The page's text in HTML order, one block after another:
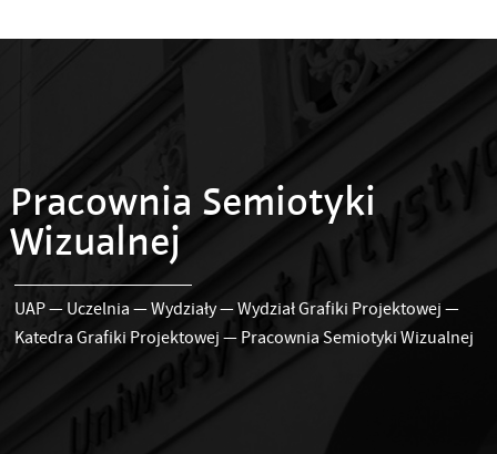
Pracownia Semiotyki
Wizualnej
UAP— Uczelnia —Wydziały—Wydział Grafiki Projektowej —
Katedra Grafiki Projektowej — Pracownia Semiotyki Wizualnej